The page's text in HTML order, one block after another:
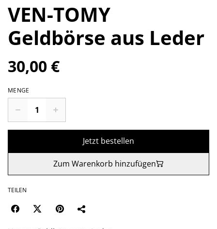
VEN-TOMY
Geldbörse aus Leder
30,00 €
MENGE
Jetzt bestellen
Zum Warenkorb hinzufügen
TEILEN